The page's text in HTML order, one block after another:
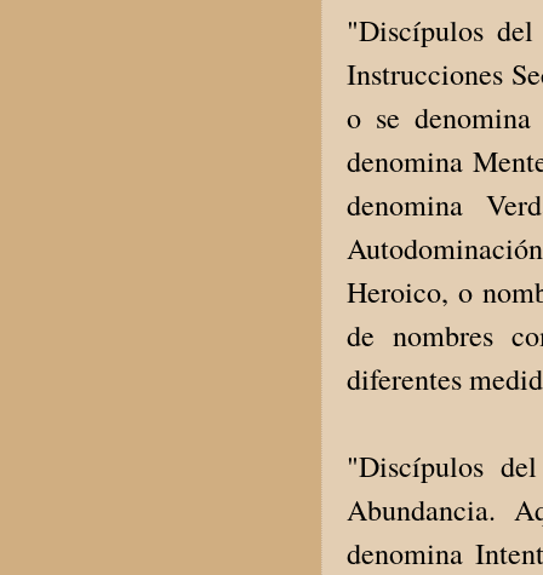
"Discípulos
Instrucciones
o se denomina
denomina
denomina
Heroico, o
de nombres
diferentes
"Discípulos
Abundancia.
denomina